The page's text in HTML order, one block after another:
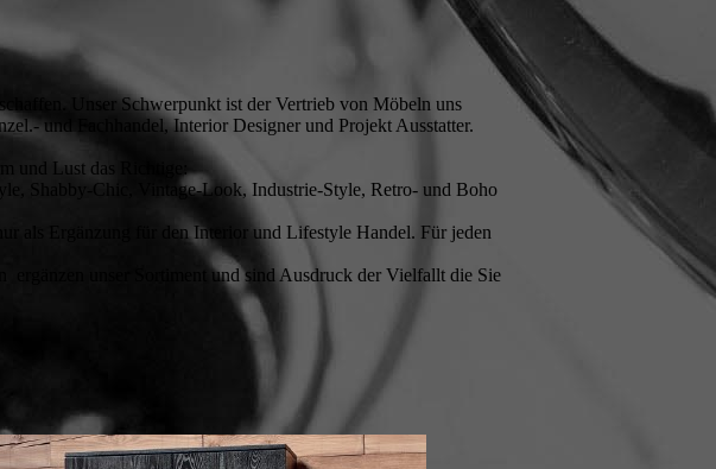
Unser Schwerpunkt ist der Vertrieb von Möbeln uns
und Fachhandel, Interior Designer und Projekt Ausstatter.
und Lust das Richtige:
Shabby-Chic, Vintage-Look, Industrie-Style, Retro- und Boho
als Ergänzung für den Interior und Lifestyle Handel. Für jeden
ergänzen unser Sortiment und sind Ausdruck der Vielfallt die Sie